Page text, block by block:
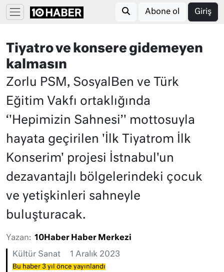
Abone ol Giriş
Tiyatro ve konsere gidemeyen
kalmasın
Zorlu PSM, SosyalBen ve Türk
Eğitim Vakfı ortaklığında
‘'Hepimizin Sahnesi’' mottosuyla
hayata geçirilen 'İlk Tiyatrom İlk
Konserim' projesi İstnabul'un
dezavantajlı bölgelerindeki çocuk
ve yetişkinleri sahneyle
buluşturacak.
Yazan: 10Haber Haber Merkezi
Kültür Sanat 1 Aralık 2023
Bu haber 3 yıl önce yayınlandı